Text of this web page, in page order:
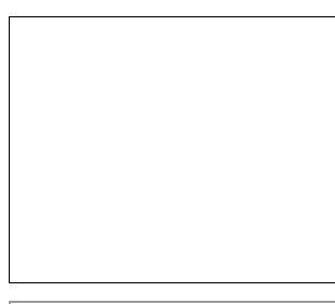
Komentar